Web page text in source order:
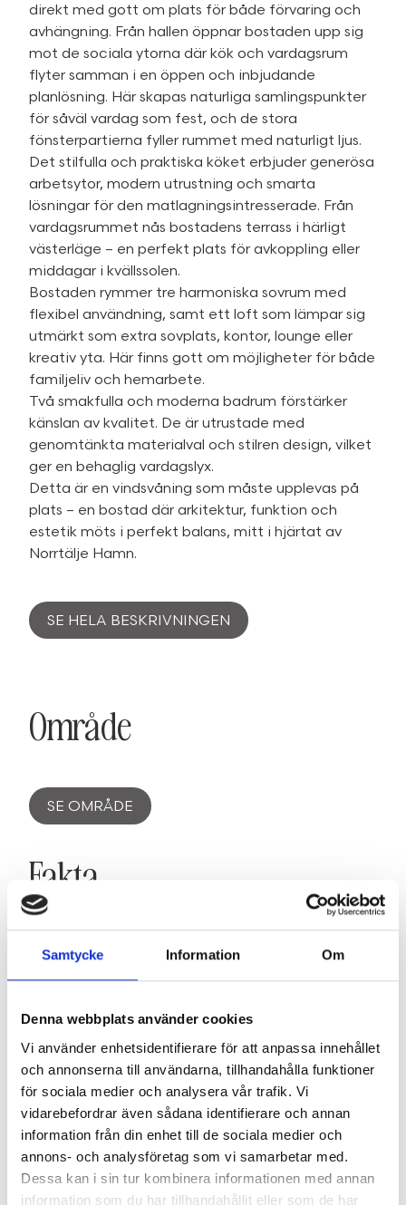
Samtycke Information Om
Denna webbplats använder cookies
Vi använder enhetsidentifierare för att anpassa innehållet
och annonserna till användarna, tillhandahålla funktioner
för sociala medier och analysera vår trafik. Vi
vidarebefordrar även sådana identifierare och annan
information från din enhet till de sociala medier och
annons- och analysföretag som vi samarbetar med.
Dessa kan i sin tur kombinera informationen med annan
information som du har tillhandahållit eller som de har
direkt med gott om plats för både förvaring och
avhängning. Från hallen öppnar bostaden upp sig
mot de sociala ytorna där kök och vardagsrum
flyter samman i en öppen och inbjudande
planlösning. Här skapas naturliga samlingspunkter
för såväl vardag som fest, och de stora
fönsterpartierna fyller rummet med naturligt ljus.
Det stilfulla och praktiska köket erbjuder generösa
arbetsytor, modern utrustning och smarta
lösningar för den matlagningsintresserade. Från
vardagsrummet nås bostadens terrass i härligt
västerläge – en perfekt plats för avkoppling eller
middagar i kvällssolen.
Bostaden rymmer tre harmoniska sovrum med
flexibel användning, samt ett loft som lämpar sig
utmärkt som extra sovplats, kontor, lounge eller
kreativ yta. Här finns gott om möjligheter för både
familjeliv och hemarbete.
Två smakfulla och moderna badrum förstärker
känslan av kvalitet. De är utrustade med
genomtänkta materialval och stilren design, vilket
ger en behaglig vardagslyx.
Detta är en vindsvåning som måste upplevas på
plats – en bostad där arkitektur, funktion och
estetik möts i perfekt balans, mitt i hjärtat av
Norrtälje Hamn.
SE HELA BESKRIVNINGEN
Område
SE OMRÅDE
Fakta
SE FAKTA
Föreningen
SE INFORMATION
Dokument